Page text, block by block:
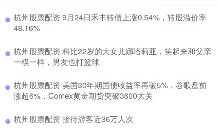
杭州股票配资 9月24日禾丰转债上涨0.54%，转股溢价率
48.16%
杭州股票配资 科比22岁的大女儿娜塔莉亚，笑起来和父亲
一模一样，男友也打篮球
杭州股票配资 美国30年期国债收益率再破5%，谷歌盘前
涨超6%，Comex黄金期货突破3600大关
杭州股票配资 接待游客近36万人次